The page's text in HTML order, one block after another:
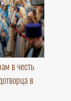
в честь
в